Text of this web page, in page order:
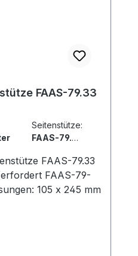
FAAS-79.33
Seitenstütze:
FAAS-79.33
FAAS-79.33
FAAS-79-
105 x 245 mm